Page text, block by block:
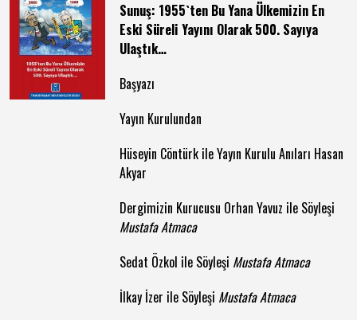
Sunuş: 1955`ten Bu Yana Ülkemizin En
Eski Süreli Yayını Olarak 500. Sayıya
Ulaştık…
Başyazı
Yayın Kurulundan
Hüseyin Cöntürk ile Yayın Kurulu Anıları Hasan
Akyar
Dergimizin Kurucusu Orhan Yavuz ile Söyleşi
Mustafa Atmaca
Sedat Özkol ile Söyleşi Mustafa Atmaca
İlkay İzer ile Söyleşi Mustafa Atmaca